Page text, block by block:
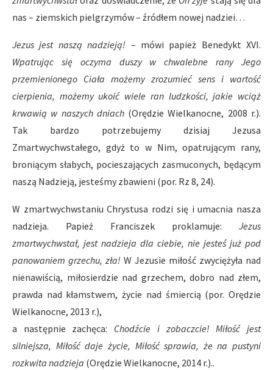
nas – ziemskich pielgrzymów – źródłem nowej nadziei…
Jezus jest naszą nadzieją! – mówi papież Benedykt XVI.
Wpatrując się oczyma duszy w chwalebne rany Jego
przemienionego Ciała możemy zrozumieć sens i wartość
cierpienia, możemy ukoić wiele ran ludzkości, jakie wciąż
krwawią w naszych dniach(Orędzie Wielkanocne, 2008 r.).
Tak bardzo potrzebujemy dzisiaj Jezusa
Zmartwychwstałego, gdyż to w Nim, opatrującym rany,
broniącym słabych, pocieszających zasmuconych, będącym
naszą Nadzieją, jesteśmy zbawieni (por. Rz 8, 24).
W zmartwychwstaniu Chrystusa rodzi się i umacnia nasza
nadzieja. Papież Franciszek proklamuje: Jezus
zmartwychwstał, jest nadzieja dla ciebie, nie jesteś już pod
panowaniem grzechu, zła! W Jezusie miłość zwyciężyła nad
nienawiścią, miłosierdzie nad grzechem, dobro nad złem,
prawda nad kłamstwem, życie nad śmiercią (por. Orędzie
Wielkanocne, 2013 r.),
a następnie zachęca: Chodźcie i zobaczcie! Miłość jest
silniejsza, Miłość daje życie, Miłość sprawia, że na pustyni
rozkwita nadzieja (Orędzie Wielkanocne, 2014 r.)..